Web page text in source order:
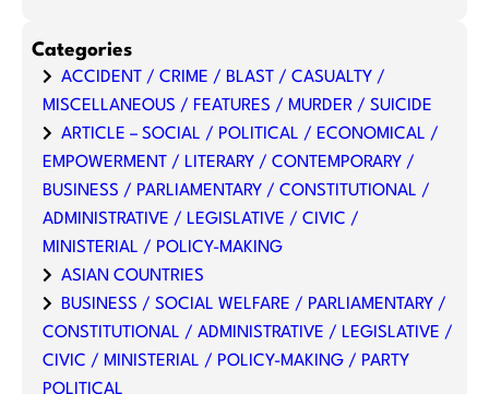
Categories
ACCIDENT / CRIME / BLAST / CASUALTY /
MISCELLANEOUS / FEATURES / MURDER / SUICIDE
ARTICLE – SOCIAL / POLITICAL / ECONOMICAL /
EMPOWERMENT / LITERARY / CONTEMPORARY /
BUSINESS / PARLIAMENTARY / CONSTITUTIONAL /
ADMINISTRATIVE / LEGISLATIVE / CIVIC /
MINISTERIAL / POLICY-MAKING
ASIAN COUNTRIES
BUSINESS / SOCIAL WELFARE / PARLIAMENTARY /
CONSTITUTIONAL / ADMINISTRATIVE / LEGISLATIVE /
CIVIC / MINISTERIAL / POLICY-MAKING / PARTY
POLITICAL